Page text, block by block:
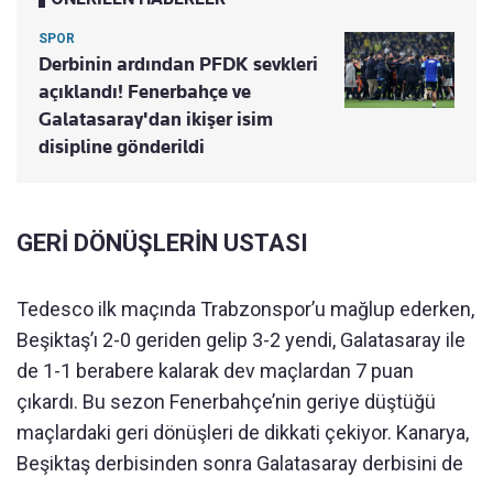
SPOR
Derbinin ardından PFDK sevkleri
açıklandı! Fenerbahçe ve
Galatasaray'dan ikişer isim
disipline gönderildi
GERİ DÖNÜŞLERİN USTASI
Tedesco ilk maçında Trabzonspor’u mağlup ederken,
Beşiktaş’ı 2-0 geriden gelip 3-2 yendi, Galatasaray ile
de 1-1 berabere kalarak dev maçlardan 7 puan
çıkardı. Bu sezon Fenerbahçe’nin geriye düştüğü
maçlardaki geri dönüşleri de dikkati çekiyor. Kanarya,
Beşiktaş derbisinden sonra Galatasaray derbisini de